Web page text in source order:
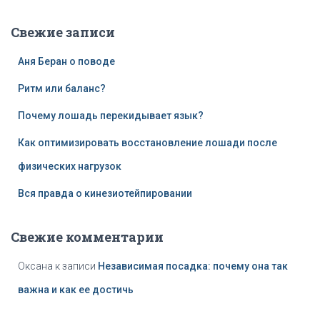
и
Свежие записи
Аня Беран о поводе
Ритм или баланс?
Почему лошадь перекидывает язык?
Как оптимизировать восстановление лошади после
физических нагрузок
Вся правда о кинезиотейпировании
Свежие комментарии
Оксана к записи Независимая посадка: почему она так
важна и как ее достичь